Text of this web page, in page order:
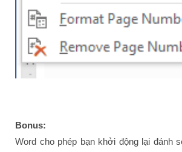
Bonus:
Word cho phép bạn khởi động lại đánh